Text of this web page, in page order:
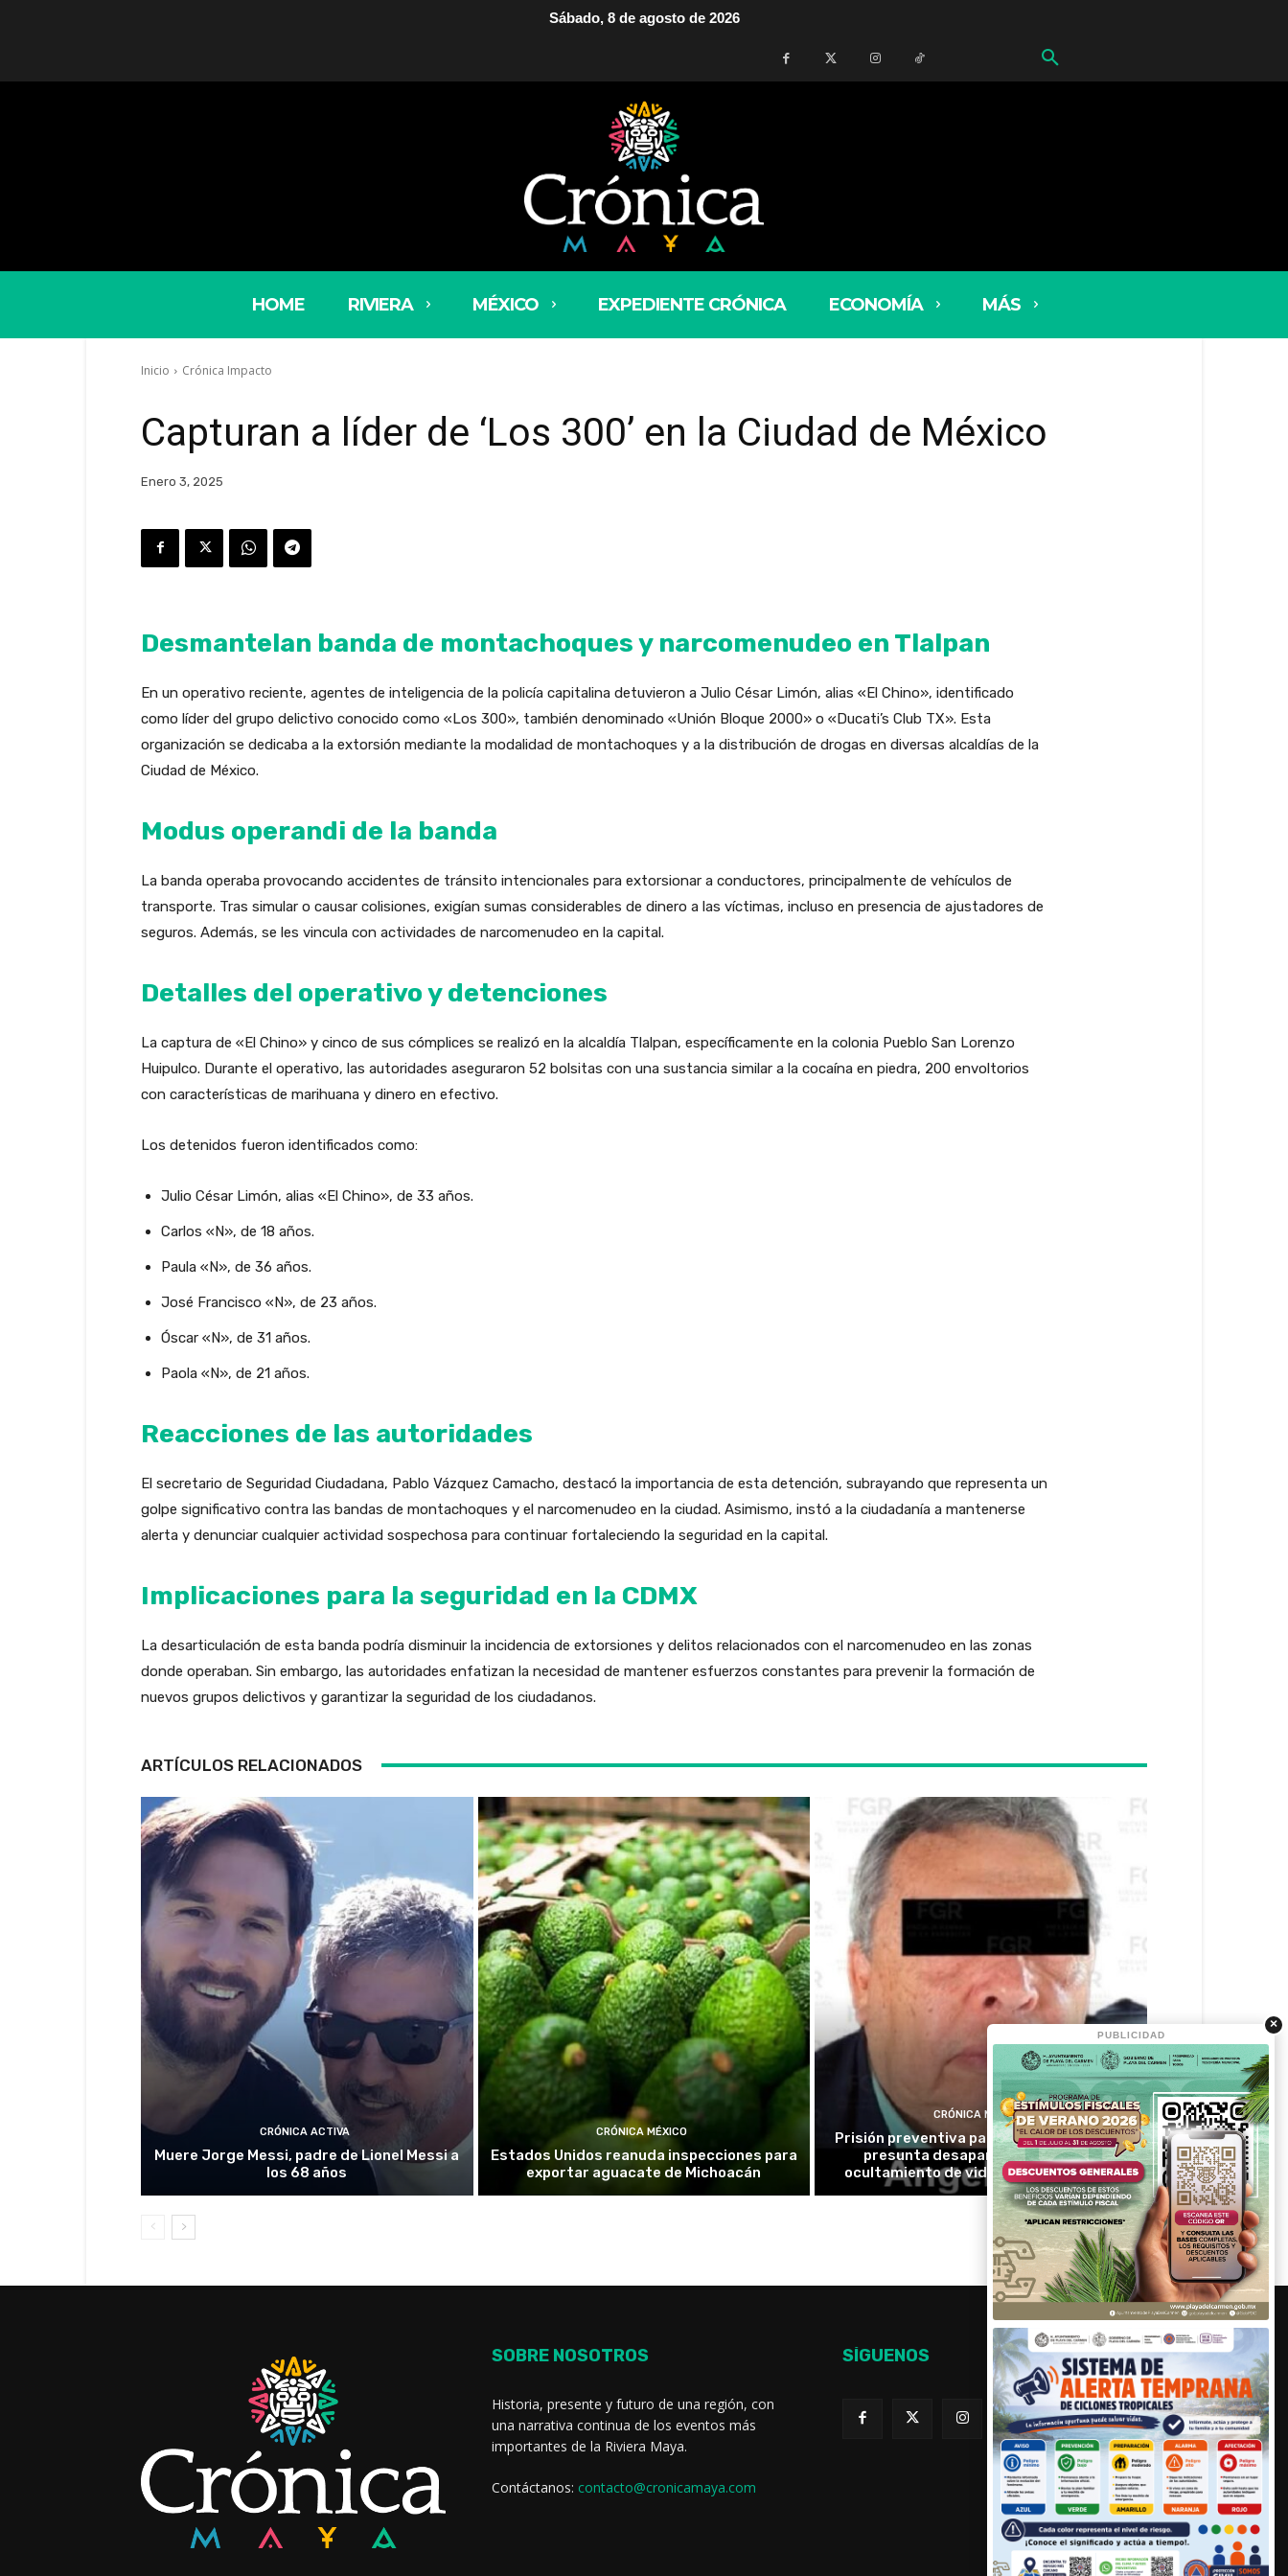
Sábado, 8 de agosto de 2026
HOME RIVIERA MÉXICO EXPEDIENTE CRÓNICA ECONOMÍA MÁS
Inicio Crónica Impacto
Capturan a líder de ‘Los 300’ en la Ciudad de México
Enero 3, 2025
Desmantelan banda de montachoques y narcomenudeo en Tlalpan
En un operativo reciente, agentes de inteligencia de la policía capitalina detuvieron a Julio César Limón, alias «El Chino», identificado
como líder del grupo delictivo conocido como «Los 300», también denominado «Unión Bloque 2000» o «Ducati’s Club TX». Esta
organización se dedicaba a la extorsión mediante la modalidad de montachoques y a la distribución de drogas en diversas alcaldías de la
Ciudad de México.
Modus operandi de la banda
La banda operaba provocando accidentes de tránsito intencionales para extorsionar a conductores, principalmente de vehículos de
transporte. Tras simular o causar colisiones, exigían sumas considerables de dinero a las víctimas, incluso en presencia de ajustadores de
seguros. Además, se les vincula con actividades de narcomenudeo en la capital.
Detalles del operativo y detenciones
La captura de «El Chino» y cinco de sus cómplices se realizó en la alcaldía Tlalpan, específicamente en la colonia Pueblo San Lorenzo
Huipulco. Durante el operativo, las autoridades aseguraron 52 bolsitas con una sustancia similar a la cocaína en piedra, 200 envoltorios
con características de marihuana y dinero en efectivo.
Los detenidos fueron identificados como:
Julio César Limón, alias «El Chino», de 33 años.
Carlos «N», de 18 años.
Paula «N», de 36 años.
José Francisco «N», de 23 años.
Óscar «N», de 31 años.
Paola «N», de 21 años.
Reacciones de las autoridades
El secretario de Seguridad Ciudadana, Pablo Vázquez Camacho, destacó la importancia de esta detención, subrayando que representa un
golpe significativo contra las bandas de montachoques y el narcomenudeo en la ciudad. Asimismo, instó a la ciudadanía a mantenerse
alerta y denunciar cualquier actividad sospechosa para continuar fortaleciendo la seguridad en la capital.
Implicaciones para la seguridad en la CDMX
La desarticulación de esta banda podría disminuir la incidencia de extorsiones y delitos relacionados con el narcomenudeo en las zonas
donde operaban. Sin embargo, las autoridades enfatizan la necesidad de mantener esfuerzos constantes para prevenir la formación de
nuevos grupos delictivos y garantizar la seguridad de los ciudadanos.
ARTÍCULOS RELACIONADOS
CRÓNICA ACTIVA
Muere Jorge Messi, padre de Lionel Messi a
los 68 años
CRÓNICA MÉXICO
Estados Unidos reanuda inspecciones para
exportar aguacate de Michoacán
CRÓNICA MÉXICO
Prisión preventiva para Ángel Aguirre por
presunta desaparición forzada y
ocultamiento de videos de Ayotzinapa
SOBRE NOSOTROS
Historia, presente y futuro de una región, con
una narrativa continua de los eventos más
importantes de la Riviera Maya.
Contáctanos: contacto@cronicamaya.com
SÍGUENOS
×
PUBLICIDAD